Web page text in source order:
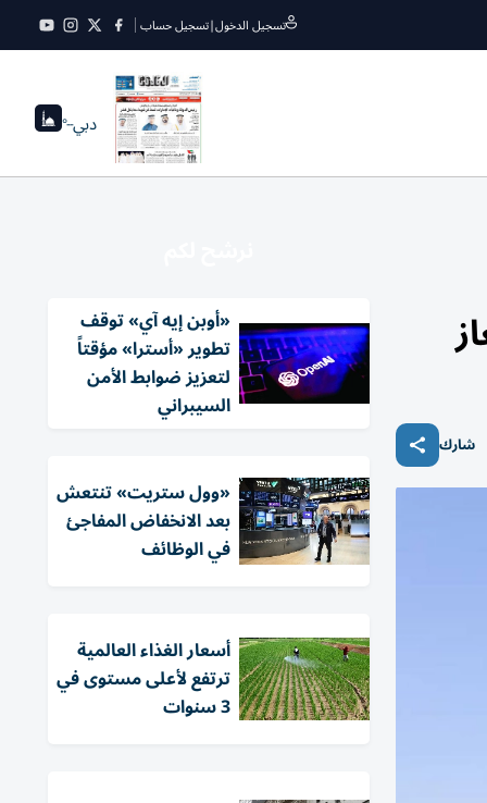
تسجيل الدخول|تسجيل حساب
دبي--°
شارك
«أوبن إيه آي» توقف
تطوير «أسترا» مؤقتاً
لتعزيز ضوابط الأمن
السيبراني
«وول ستريت» تنتعش
بعد الانخفاض المفاجئ
في الوظائف
أسعار الغذاء العالمية
ترتفع لأعلى مستوى في
3 سنوات